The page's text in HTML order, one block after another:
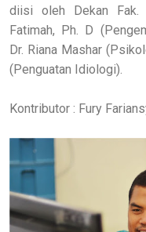
diisi oleh Dekan Fak.
Fatimah, Ph. D
Dr. Riana Mashar
(Penguatan Idiologi).
Kontributor : Fury